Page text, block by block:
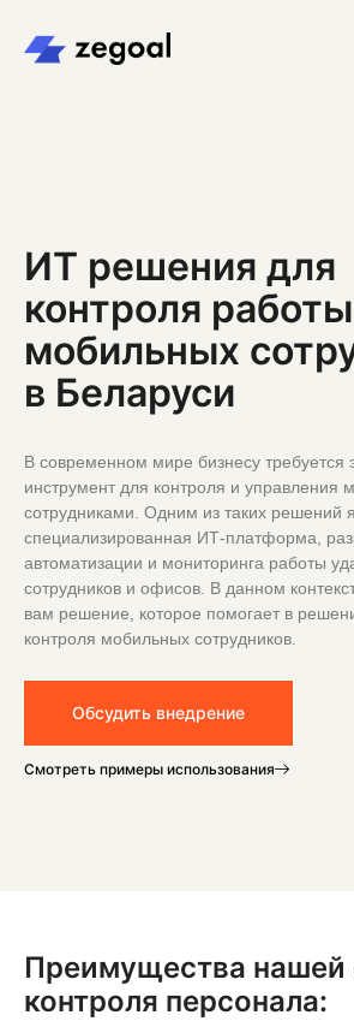
ИТ решения для
контроля работы
мобильных
в Беларуси
В современном мире бизнесу
инструмент для контроля и управления
сотрудниками. Одним из таких решений
специализированная ИТ-платформа,
автоматизации и мониторинга работы
сотрудников и офисов. В данном
вам решение, которое помогает в
контроля мобильных сотрудников.
Обсудить внедрение
Смотреть примеры использования
Преимущества нашей
контроля персонала: